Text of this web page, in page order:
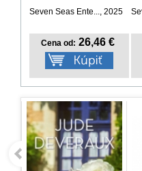
Seven Seas Ente..., 2025
Cena od: 26,46 €